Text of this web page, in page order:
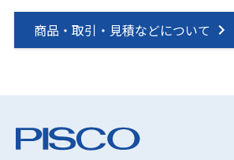
商品・取引・見積などについて